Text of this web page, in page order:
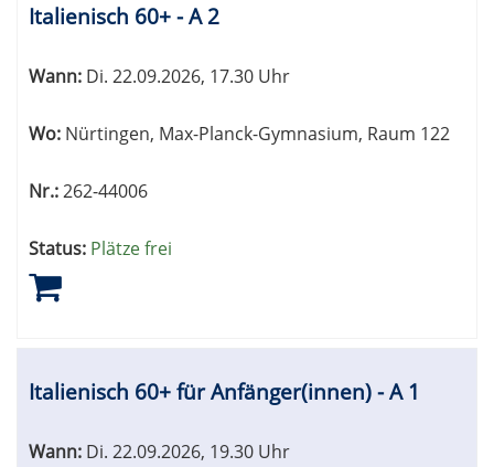
Italienisch 60+ - A 2
Wann: Di. 22.09.2026, 17.30 Uhr
Wo: Nürtingen, Max-Planck-Gymnasium, Raum 122
Nr.:262-44006
Status: Plätze frei
Italienisch 60+ für Anfänger(innen) - A 1
Wann: Di. 22.09.2026, 19.30 Uhr